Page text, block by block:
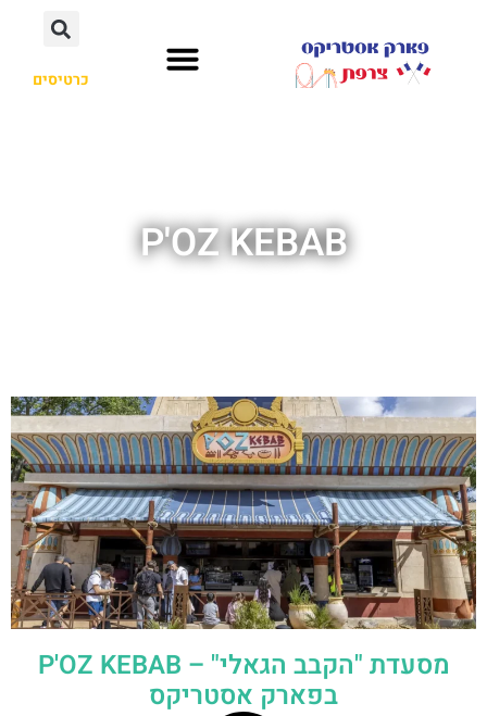
כרטיסים
P'OZ KEBAB
מסעדת "הקבב הגאלי" – P'OZ KEBAB
בפארק אסטריקס